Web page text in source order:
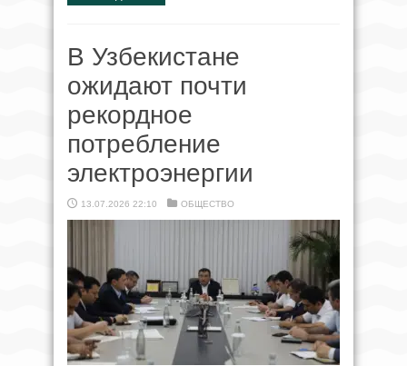
В Узбекистане
ожидают почти
рекордное
потребление
электроэнергии
13.07.2026 22:10 ОБЩЕСТВО